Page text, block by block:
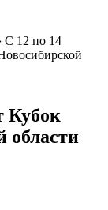
С 12 по 14
Кубок
области